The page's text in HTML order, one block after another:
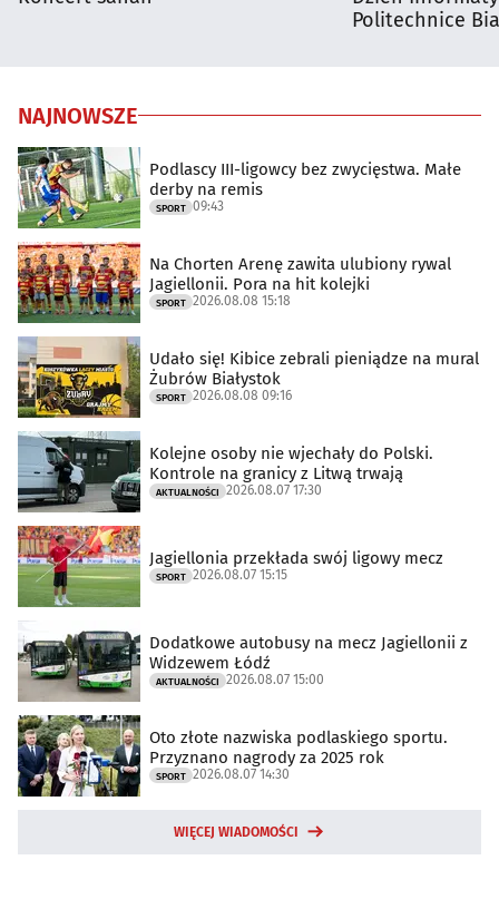
Politechnice
NAJNOWSZE
Podlascy III-ligowcy bez zwycięstwa. Małe
derby na remis
SPORT 09:43
Na Chorten Arenę zawita ulubiony rywal
Jagiellonii. Pora na hit kolejki
SPORT 2026.08.08 15:18
Udało się! Kibice zebrali pieniądze na mural
Żubrów Białystok
SPORT 2026.08.08 09:16
Kolejne osoby nie wjechały do Polski.
Kontrole na granicy z Litwą trwają
AKTUALNOŚCI 2026.08.07 17:30
Jagiellonia przekłada swój ligowy mecz
SPORT 2026.08.07 15:15
Dodatkowe autobusy na mecz Jagiellonii z
Widzewem Łódź
AKTUALNOŚCI 2026.08.07 15:00
Oto złote nazwiska podlaskiego sportu.
Przyznano nagrody za 2025 rok
SPORT 2026.08.07 14:30
WIĘCEJ WIADOMOŚCI